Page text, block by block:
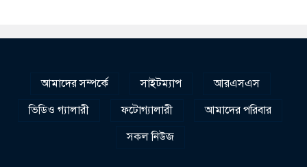
আমাদের সম্পর্কে সাইটম্যাপ
আরএসএস
ভিডিও গ্যালারী
ফটোগ্যালারী
আমাদের পরিবার
সকল নিউজ